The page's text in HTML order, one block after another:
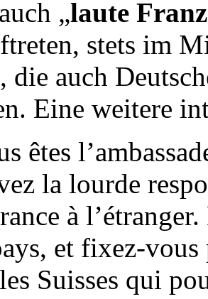
„laute
stets im
die auch
Eine weitere
êtes
la lourde
à
et fixez-
Suisses qui